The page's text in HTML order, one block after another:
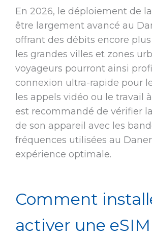
En 2026, le déploiement de
être largement avancé au
offrant des débits encore
les grandes villes et zones
voyageurs pourront ainsi
connexion ultra-rapide pour
les appels vidéo ou le travail
est recommandé de vérifier
de son appareil avec les
fréquences utilisées au
expérience optimale.
Comment
activer une